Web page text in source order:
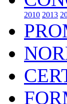
2010 2013